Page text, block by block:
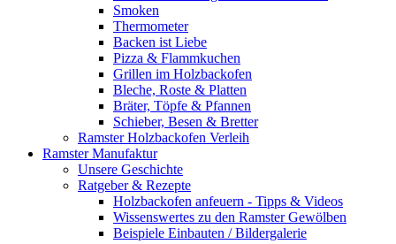
Smoken
Thermometer
Backen ist Liebe
Pizza & Flammkuchen
Grillen im Holzbackofen
Bleche, Roste & Platten
Bräter, Töpfe & Pfannen
Schieber, Besen & Bretter
Ramster Holzbackofen Verleih
Ramster Manufaktur
Unsere Geschichte
Ratgeber & Rezepte
Holzbackofen anfeuern - Tipps & Videos
Wissenswertes zu den Ramster Gewölben
Beispiele Einbauten / Bildergalerie